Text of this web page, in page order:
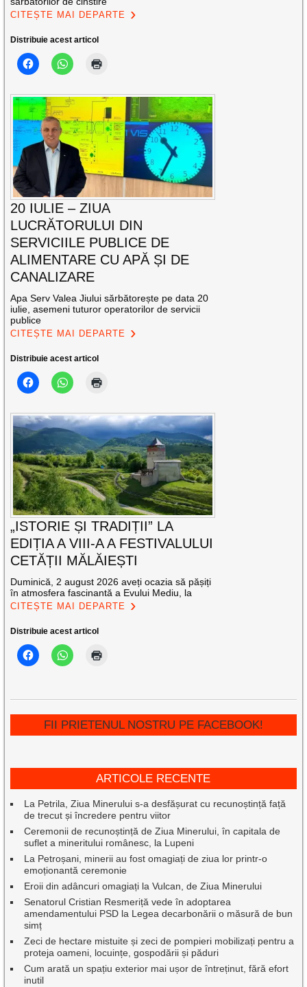
CITEȘTE MAI DEPARTE
Distribuie acest articol
20 IULIE – ZIUA
LUCRĂTORULUI DIN
SERVICIILE PUBLICE DE
ALIMENTARE CU APĂ ȘI DE
CANALIZARE
Apa Serv Valea Jiului sărbătorește pe data 20
iulie, asemeni tuturor operatorilor de servicii
publice
CITEȘTE MAI DEPARTE
Distribuie acest articol
„ISTORIE ȘI TRADIȚII” LA
EDIȚIA A VIII-A A FESTIVALULUI
CETĂȚII MĂLĂIEȘTI
Duminică, 2 august 2026 aveți ocazia să pășiți
în atmosfera fascinantă a Evului Mediu, la
CITEȘTE MAI DEPARTE
Distribuie acest articol
FII PRIETENUL NOSTRU PE FACEBOOK!
ARTICOLE RECENTE
La Petrila, Ziua Minerului s-a desfășurat cu recunoștință față
de trecut și încredere pentru viitor
Ceremonii de recunoștință de Ziua Minerului, în capitala de
suflet a mineritului românesc, la Lupeni
La Petroșani, minerii au fost omagiați de ziua lor printr-o
emoționantă ceremonie
Eroii din adâncuri omagiați la Vulcan, de Ziua Minerului
Senatorul Cristian Resmeriță vede în adoptarea
amendamentului PSD la Legea decarbonării o măsură de bun
simț
Zeci de hectare mistuite și zeci de pompieri mobilizați pentru a
proteja oameni, locuințe, gospodării și păduri
Cum arată un spațiu exterior mai ușor de întreținut, fără efort
inutil